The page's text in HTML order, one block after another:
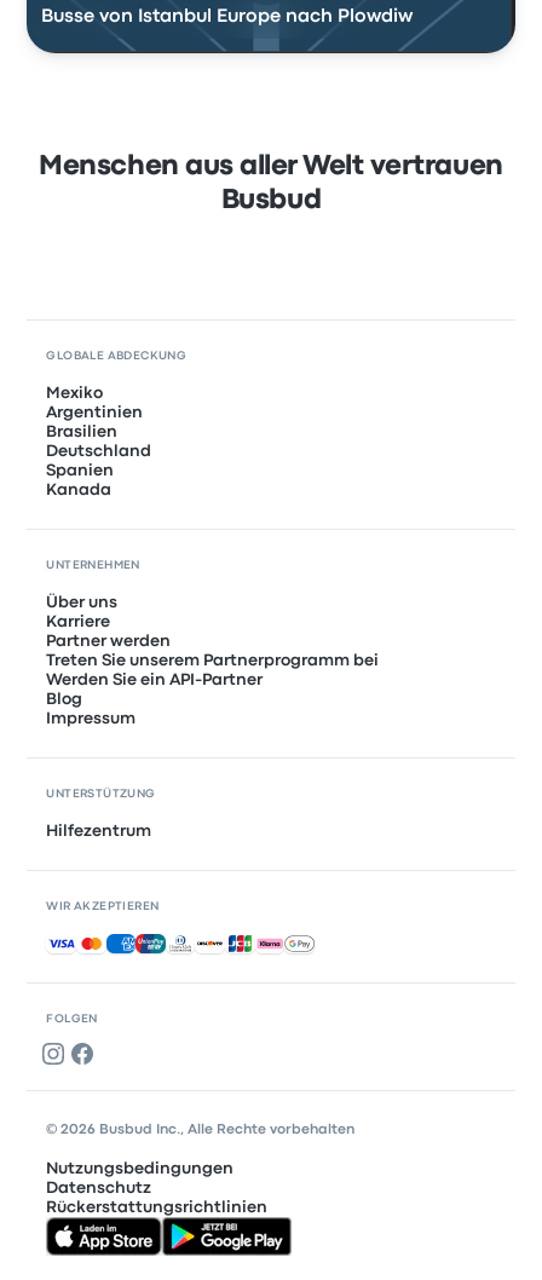
Busse von Istanbul Europe nach Plowdiw
Menschen aus aller Welt vertrauen
Busbud
FOLGEN
GLOBALE ABDECKUNG
Mexiko
Argentinien
Brasilien
Deutschland
Spanien
Kanada
UNTERNEHMEN
Über uns
Karriere
Partner werden
Treten Sie unserem Partnerprogramm bei
Werden Sie ein API-Partner
Blog
Impressum
UNTERSTÜTZUNG
Hilfezentrum
WIR AKZEPTIEREN
Akzeptierte Zahlungsmethoden
© 2026 Busbud Inc., Alle Rechte vorbehalten
Nutzungsbedingungen
Datenschutz
Rückerstattungsrichtlinien